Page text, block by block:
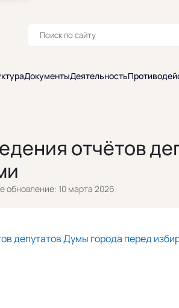
ДокументыДеятельность
отчётов
обновление: 10 марта 2026
депутатов Думы города перед